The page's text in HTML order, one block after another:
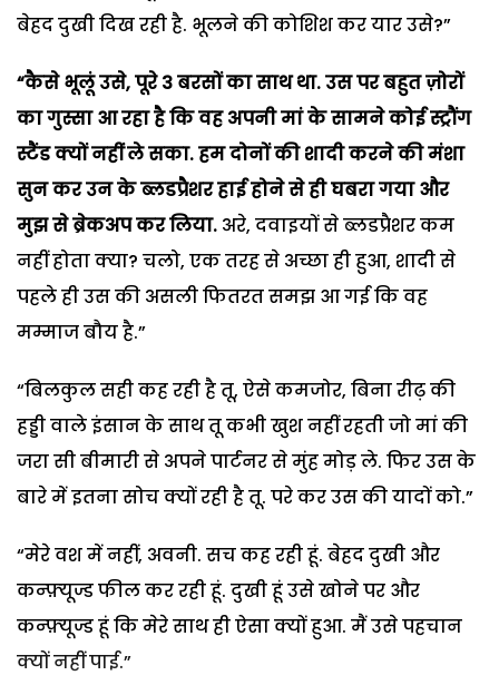
बेहद दुखी दिख रही है. भूलने की कोशिश कर यार उसे?”
“कैसे भूलूं उसे, पूरे 3 बरसों का साथ था. उस पर बहुत ज़ोरों
का गुस्सा आ रहा है कि वह अपनी मां के सामने कोई स्ट्रौंग
स्टैंड क्यों नहीं ले सका. हम दोनों की शादी करने की मंशा
सुन कर उन के ब्लडप्रैशर हाई होने से ही घबरा गया और
मुझ से ब्रेकअप कर लिया. अरे, दवाइयों से ब्लडप्रैशर कम
नहीं होता क्या? चलो, एक तरह से अच्छा ही हुआ, शादी से
पहले ही उस की असली फितरत समझ आ गई कि वह
मम्माज बौय है.”
“बिलकुल सही कह रही है तू, ऐसे कमजोर, बिना रीढ़ की
हड्डी वाले इंसान के साथ तू कभी खुश नहीं रहती जो मां की
जरा सी बीमारी से अपने पार्टनर से मुंह मोड़ ले. फिर उस के
बारे में इतना सोच क्यों रही है तू. परे कर उस की यादों को.”
“मेरे वश में नहीं, अवनी. सच कह रही हूं. बेहद दुखी और
कन्फ़्यूज्ड फील कर रही हूं. दुखी हूं उसे खोने पर और
कन्फ़्यूज्ड हूं कि मेरे साथ ही ऐसा क्यों हुआ. मैं उसे पहचान
क्यों नहीं पाई.”